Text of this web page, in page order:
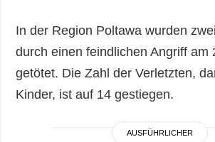
In der Region Poltawa wurden
durch einen feindlichen Angriff am
getötet. Die Zahl der Verletzten,
Kinder, ist auf 14 gestiegen.
AUSFÜHRLICHER